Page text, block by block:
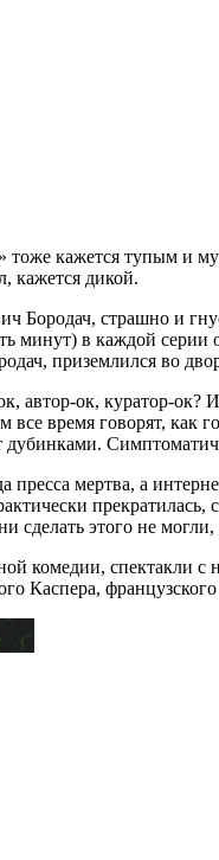
кажется тупым и
кажется дикой.
Бородач, страшно и
в каждой
приземлился во
ок, куратор-ок?
время говорят, как
пресса мертва, а
сделать этого не
спектакли с
Каспера,